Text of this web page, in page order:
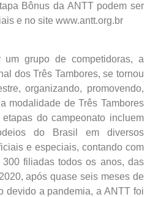
Bônus da ANTT podem ser
e no site www.antt.org.br
grupo de competidoras, a
dos Três Tambores, se tornou
organizando, promovendo,
modalidade de Três Tambores
do campeonato incluem
do Brasil em diversos
e especiais, contando com
filiadas todos os anos, das
após quase seis meses de
devido a pandemia, a ANTT foi